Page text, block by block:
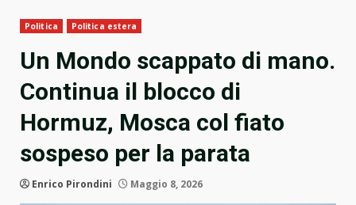
Politica Politica estera
Un Mondo scappato di mano.
Continua il blocco di
Hormuz, Mosca col fiato
sospeso per la parata
Enrico Pirondini Maggio 8, 2026